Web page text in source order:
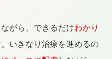
がら、できるだけわかり
いきなり治療を進めるの